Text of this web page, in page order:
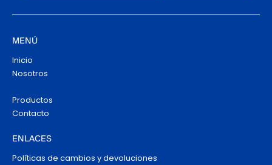
MENÚ
Inicio
Nosotros
Productos
Contacto
ENLACES
Políticas de cambios y devoluciones